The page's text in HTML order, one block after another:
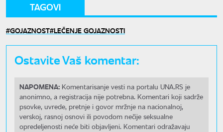
TAGOVI
GOJAZNOST LEČENJE GOJAZNOSTI
Ostavite Vaš komentar:
NAPOMENA: Komentarisanje vesti na portalu UNA.RS je
anonimno, a registracija nije potrebna. Komentari koji sadrže
psovke, uvrede, pretnje i govor mržnje na nacionalnoj,
verskoj, rasnoj osnovi ili povodom nečije seksualne
opredeljenosti neće biti objavljeni. Komentari odražavaju